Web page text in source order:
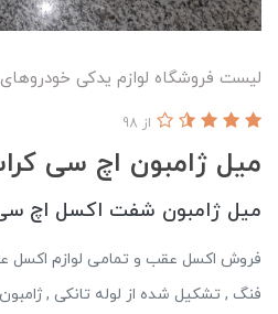
لیست فروشگاه لوازم یدکی
میل ژامبون اچ سی
از 98
میل ژامبون شفت اکسل اچ
فروش اکسل عقب و تمامی لوازم
فنگ , تشکیل شده از لوله تانکی ,